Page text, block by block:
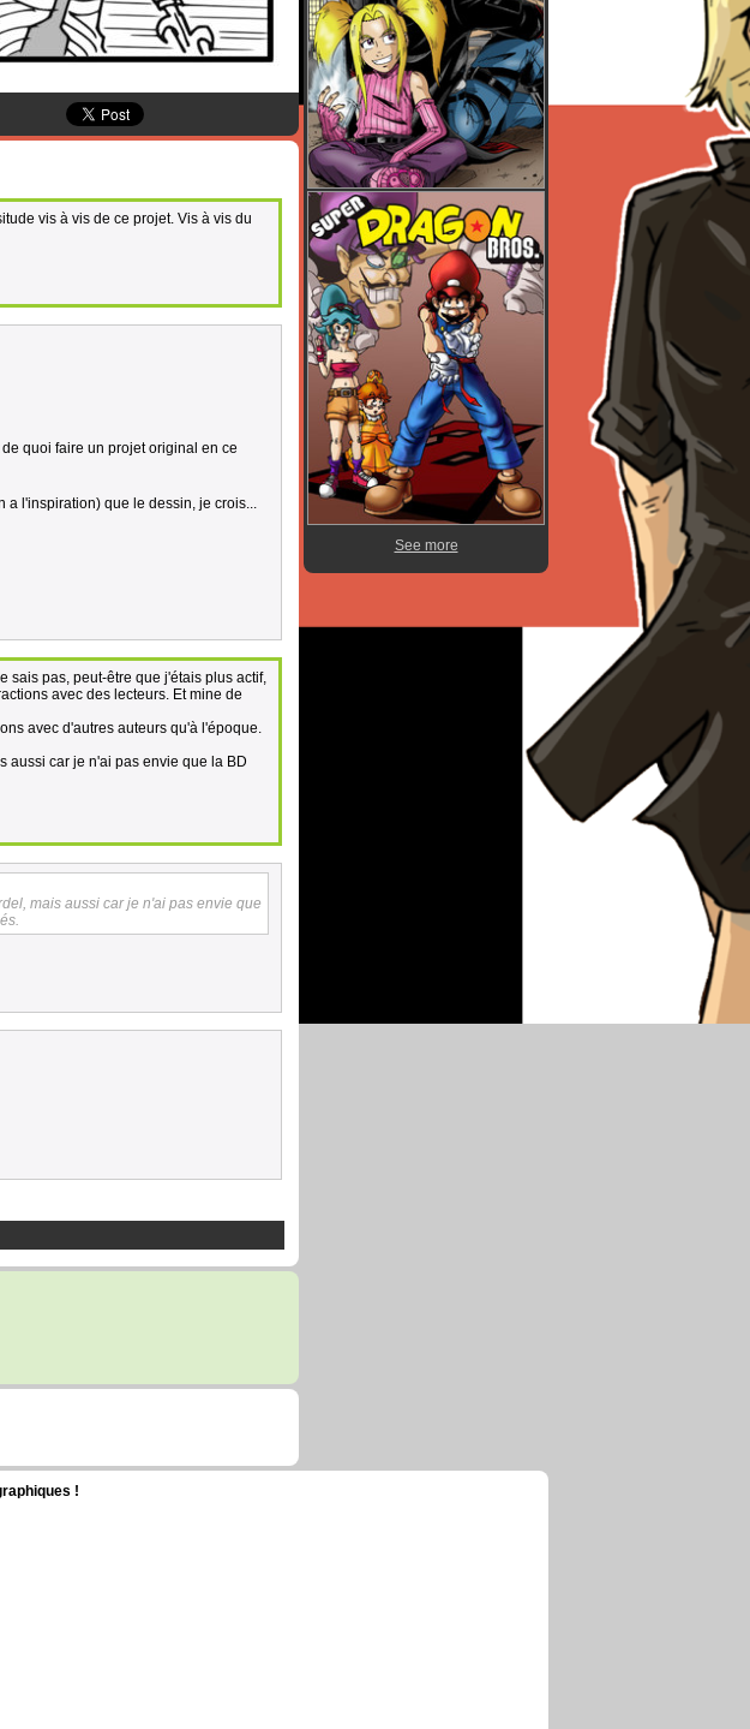
vis à vis de ce projet. Vis à vis du
quoi faire un projet original en ce
a l'inspiration) que le dessin, je crois...
sais pas, peut-être que j'étais plus actif,
avec des lecteurs. Et mine de
avec d'autres auteurs qu'à l'époque.
aussi car je n'ai pas envie que la BD
mais aussi car je n'ai pas envie que
See more
!